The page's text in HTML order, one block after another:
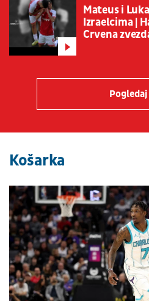
Mateus i
Izraelcima |
Crvena
Košarka